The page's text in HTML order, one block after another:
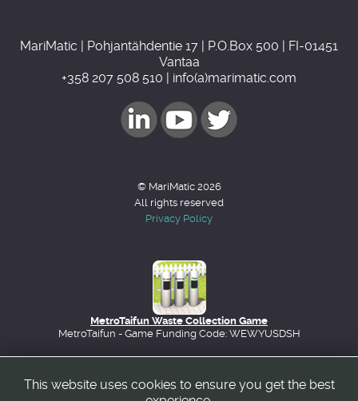
MariMatic | Pohjantähdentie 17 | P.O.Box 500 | FI-01451
Vantaa
+358 207 508 510 | info(a)marimatic.com
© MariMatic 2026
All rights reserved
Privacy Policy
MetroTaifun Waste Collection Game
MetroTaifun - Game Funding Code: WEWYUSDSH
Back to top
This website uses cookies to ensure you get the best